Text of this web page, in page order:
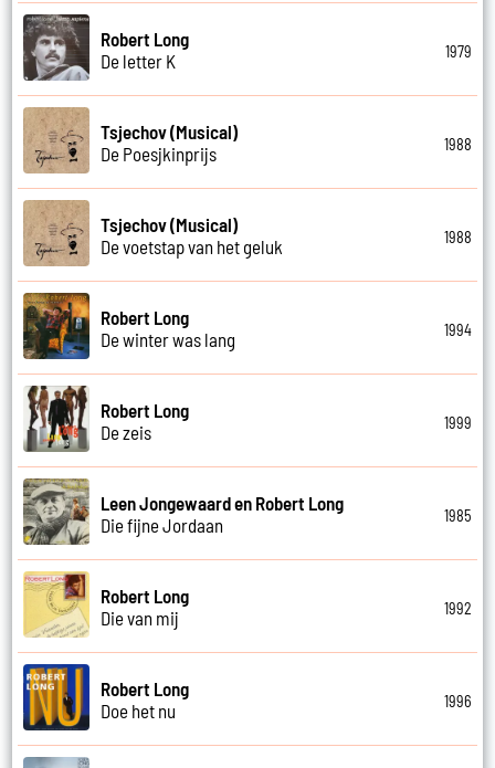
Robert Long
De letter K
1979
Tsjechov (Musical)
De Poesjkinprijs
1988
Tsjechov (Musical)
De voetstap van het geluk
1988
Robert Long
De winter was lang
1994
Robert Long
De zeis
1999
Leen Jongewaard en Robert Long
Die fijne Jordaan
1985
Robert Long
Die van mij
1992
Robert Long
Doe het nu
1996